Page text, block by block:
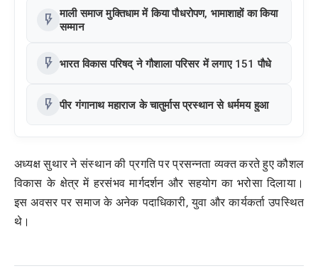
flash_on माली समाज मुक्तिधाम में किया पौधरोपण, भामाशाहों का किया
सम्मान
flash_on भारत विकास परिषद् ने गौशाला परिसर में लगाए 151 पौधे
flash_on पीर गंगानाथ महाराज के चातुर्मास प्रस्थान से धर्ममय हुआ
अध्यक्ष सुथार ने संस्थान की प्रगति पर प्रसन्नता व्यक्त करते हुए कौशल
विकास के क्षेत्र में हरसंभव मार्गदर्शन और सहयोग का भरोसा दिलाया।
इस अवसर पर समाज के अनेक पदाधिकारी, युवा और कार्यकर्ता उपस्थित
थे।